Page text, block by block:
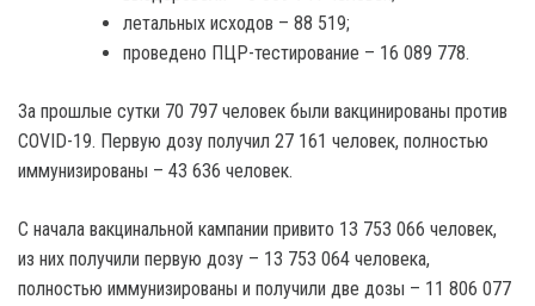
летальных исходов – 88 519;
проведено ПЦР-тестирование – 16 089 778.
За прошлые сутки 70 797 человек были вакцинированы против
COVID-19. Первую дозу получил 27 161 человек, полностью
иммунизированы – 43 636 человек.
С начала вакцинальной кампании привито 13 753 066 человек,
из них получили первую дозу – 13 753 064 человека,
полностью иммунизированы и получили две дозы – 11 806 077